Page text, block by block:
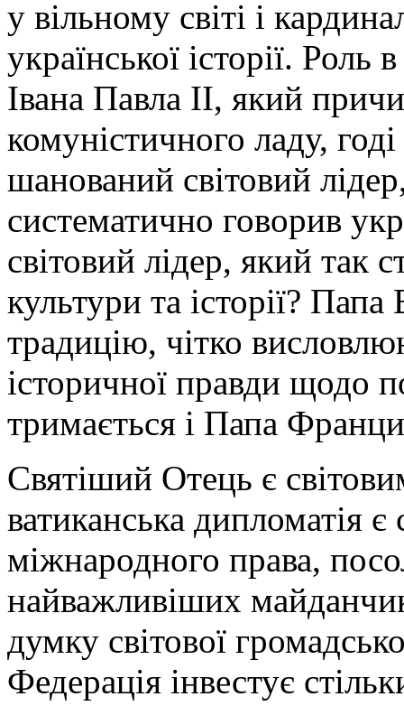
у вільному світі і
української історії. Роль
Івана Павла ІІ, який
комуністичного ладу,
шанований світовий
систематично говорив
світовий лідер, який так
культури та історії?
традицію, чітко
історичної правди щодо
тримається і Папа
Святіший Отець є
ватиканська дипломатія
міжнародного права,
найважливіших
думку світової
Федерація інвестує